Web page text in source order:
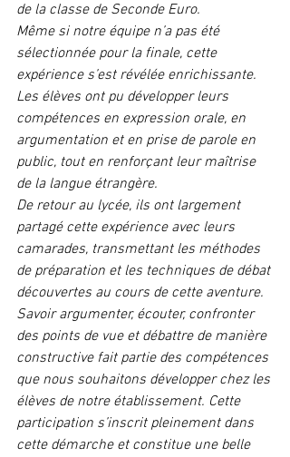
de la classe de Seconde Euro.
Même si notre équipe n’a pas été
sélectionnée pour la finale, cette
expérience s’est révélée enrichissante.
Les élèves ont pu développer leurs
compétences en expression orale, en
argumentation et en prise de parole en
public, tout en renforçant leur maîtrise
de la langue étrangère.
De retour au lycée, ils ont largement
partagé cette expérience avec leurs
camarades, transmettant les méthodes
de préparation et les techniques de débat
découvertes au cours de cette aventure.
Savoir argumenter, écouter, confronter
des points de vue et débattre de manière
constructive fait partie des compétences
que nous souhaitons développer chez les
élèves de notre établissement. Cette
participation s’inscrit pleinement dans
cette démarche et constitue une belle